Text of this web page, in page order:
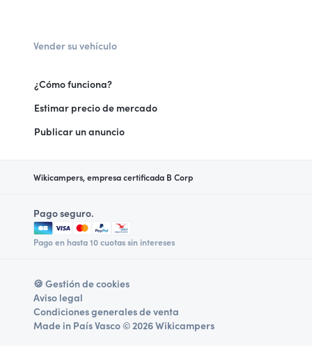
Vender su vehículo
¿Cómo funciona?
Estimar precio de mercado
Publicar un anuncio
Wikicampers, empresa certificada B Corp
Pago seguro.
Pago en hasta 10 cuotas sin intereses
🍪 Gestión de cookies
Aviso legal
Condiciones generales de venta
Made in País Vasco © 2026 Wikicampers